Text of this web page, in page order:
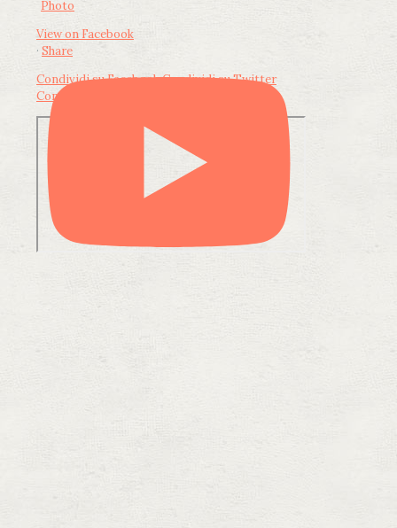
Photo
View on Facebook
· Share
Condividi su FacebookCondividi su Twitter
Condividi su LinkedIn